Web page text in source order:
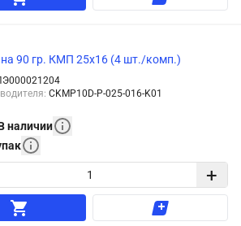
90 гр. КМП 25х16 (4 шт./комп.)
: CKMP10D-P-025-016-K01
наличии
+